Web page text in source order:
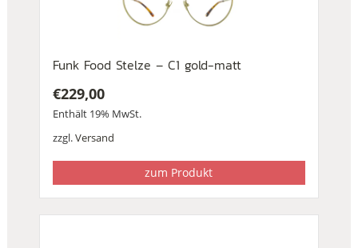
Funk Food Stelze – C1 gold-matt
€229,00
Enthält 19% MwSt.
zzgl.Versand
zum Produkt